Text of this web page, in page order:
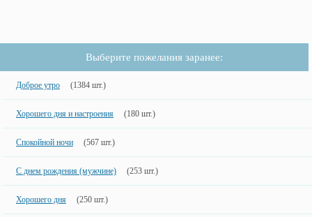
Выберите пожелания заранее:
Доброе утро (1384 шт.)
Хорошего дня и настроения (180 шт.)
Спокойной ночи (567 шт.)
С днем рождения (мужчине) (253 шт.)
Хорошего дня (250 шт.)